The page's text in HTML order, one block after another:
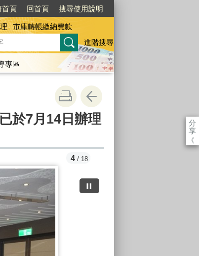
首頁 回首頁 搜尋使用說明
市庫轉帳繳納費款
進階搜尋
專區
分
享
《
於7月14日辦理
5 / 18